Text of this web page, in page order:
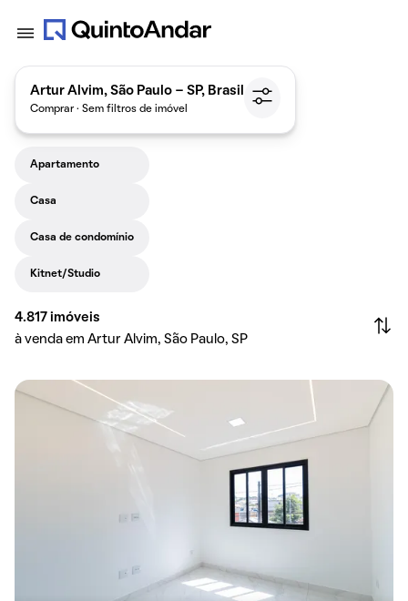
Artur Alvim, São Paulo - SP, Brasil
Comprar · Sem filtros de imóvel
Apartamento
Casa
Casa de condomínio
Kitnet/Studio
4.817 imóveis
à venda em Artur Alvim, São Paulo, SP